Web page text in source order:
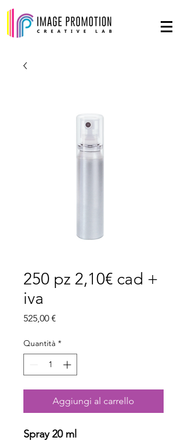
250 pz 2,10€ cad +
iva
525,00 €
Quantità *
Aggiungi al carrello
Spray 20 ml